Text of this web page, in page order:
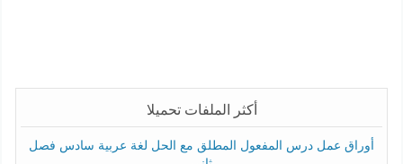
أكثر الملفات تحميلا
أوراق عمل درس المفعول المطلق مع الحل لغة عربية سادس فصل